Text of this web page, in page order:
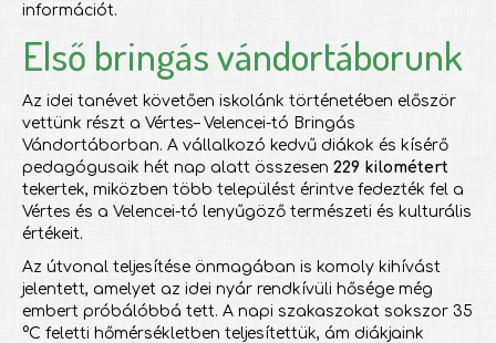
információt.
Első bringás vándortáborunk
Az idei tanévet követően iskolánk történetében először
vettünk részt a Vértes– Velencei-tó Bringás
Vándortáborban. A vállalkozó kedvű diákok és kísérő
pedagógusaik hét nap alatt összesen 229 kilométert
tekertek, miközben több települést érintve fedezték fel a
Vértes és a Velencei-tó lenyűgöző természeti és kulturális
értékeit.
Az útvonal teljesítése önmagában is komoly kihívást
jelentett, amelyet az idei nyár rendkívüli hősége még
embert próbálóbbá tett. A napi szakaszokat sokszor 35
°C feletti hőmérsékletben teljesítettük, ám diákjaink